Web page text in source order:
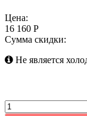
Цена:
16 160 Р
Сумма скидки:
Не является